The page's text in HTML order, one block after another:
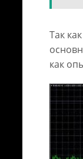
Так
как